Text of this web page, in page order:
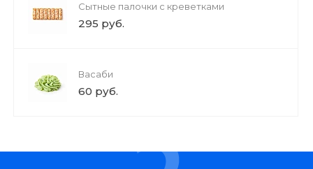
Сытные палочки с креветками
295 руб.
Васаби
60 руб.